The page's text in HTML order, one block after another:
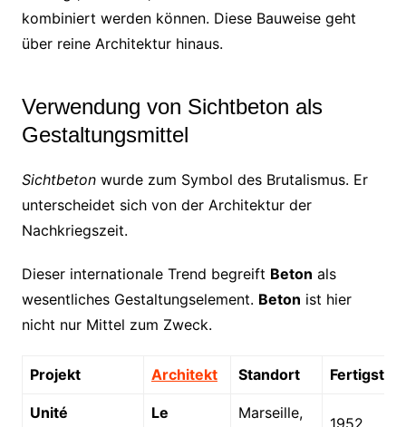
kombiniert werden können. Diese Bauweise geht
über reine Architektur hinaus.
Verwendung von Sichtbeton als
Gestaltungsmittel
Sichtbetonwurde zum Symbol des Brutalismus. Er
unterscheidet sich von der Architektur der
Nachkriegszeit.
Dieser internationale Trend begreift Beton als
wesentliches Gestaltungselement. Beton ist hier
nicht nur Mittel zum Zweck.
Projekt Architekt Standort
Unité
Le
Marseille,
1952